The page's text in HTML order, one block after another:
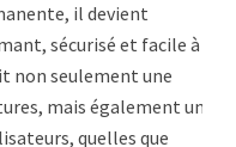
il devient
sécurisé et facile à
non seulement une
mais également un
quelles que